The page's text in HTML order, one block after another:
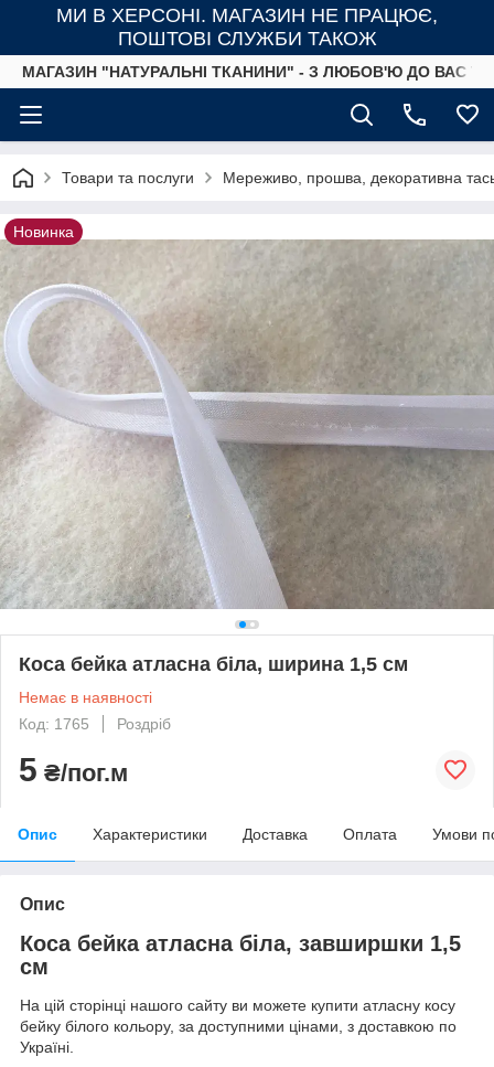
МИ В ХЕРСОНІ. МАГАЗИН НЕ ПРАЦЮЄ,
ПОШТОВІ СЛУЖБИ ТАКОЖ
МАГАЗИН "НАТУРАЛЬНІ ТКАНИНИ" - З ЛЮБОВ'Ю ДО ВАС
Товари та послуги Мереживо, прошва, декоративна
Новинка
Коса бейка атласна біла, ширина 1,5 см
Немає в наявності
Код: 1765
Роздріб
5 ₴/пог.м
Опис Характеристики Доставка Оплата Умови
Опис
Коса бейка атласна біла, завширшки 1,5
см
На цій сторінці нашого сайту ви можете купити атласну косу
бейку білого кольору, за доступними цінами, з доставкою по
Україні.